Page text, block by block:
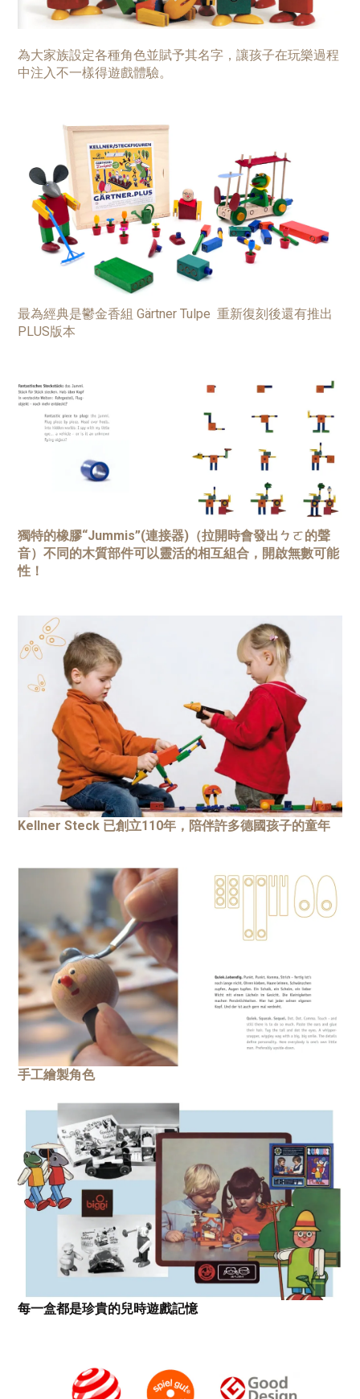
為大家族設定各種角色並賦予其名字，讓孩子在玩樂過程
中注入不一樣得遊戲體驗。
最為經典是鬱金香組 Gärtner Tulpe 重新復刻後還有推出
PLUS版本
獨特的橡膠“Jummis”(連接器)（拉開時會發出ㄅㄛ的聲
音）不同的木質部件可以靈活的相互組合，開啟無數可能
性！
Kellner Steck 已創立110年，陪伴許多德國孩子的童年
手工繪製角色
每一盒都是珍貴的兒時遊戲記憶